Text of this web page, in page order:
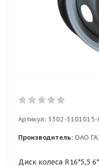
Артикул: 3302-3101015-
Производитель: ОАО
Диск колеса R16*5,5